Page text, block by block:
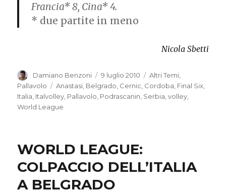
Francia* 8, Cina* 4.
* due partite in meno
Nicola Sbetti
Autore
Damiano Benzoni
Pubblicato
il
9 luglio 2010 Categorie
Altri Temi
Pallavolo
Tag
Anastasi Belgrado Cernic Cordoba Final Six
Italia Italvolley Pallavolo Podrascanin Serbia ,volley
World League
WORLD LEAGUE:
COLPACCIO DELL’ITALIA
A BELGRADO